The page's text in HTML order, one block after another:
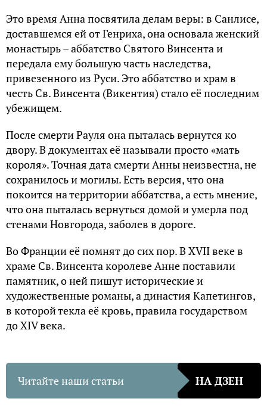
Это время Анна посвятила делам веры: в Санлисе,
доставшемся ей от Генриха, она основала женский
монастырь – аббатство Святого Винсента и
передала ему большую часть наследства,
привезенного из Руси. Это аббатство и храм в
честь Св. Винсента (Викентия) стало её последним
убежищем.
После смерти Рауля она пыталась вернутся ко
двору. В документах её называли просто «мать
короля». Точная дата смерти Анны неизвестна, не
сохранилось и могилы. Есть версия, что она
покоится на территории аббатства, а есть мнение,
что она пыталась вернуться домой и умерла под
стенами Новгорода, заболев в дороге.
Во Франции её помнят до сих пор. В XVII веке в
храме Св. Винсента королеве Анне поставили
памятник, о ней пишут исторические и
художественные романы, а династия Капетингов,
в которой текла её кровь, правила государством
до XIV века.
Читайте наши статьи НА ДЗЕН